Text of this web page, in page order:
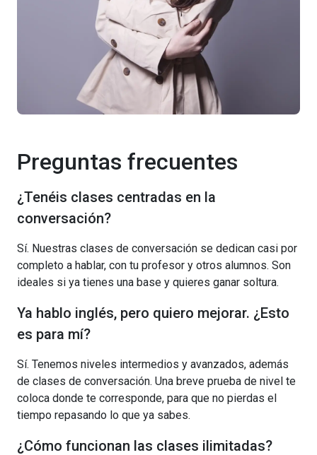
Preguntas frecuentes
¿Tenéis clases centradas en la
conversación?
Sí. Nuestras clases de conversación se dedican casi por
completo a hablar, con tu profesor y otros alumnos. Son
ideales si ya tienes una base y quieres ganar soltura.
Ya hablo inglés, pero quiero mejorar. ¿Esto
es para mí?
Sí. Tenemos niveles intermedios y avanzados, además
de clases de conversación. Una breve prueba de nivel te
coloca donde te corresponde, para que no pierdas el
tiempo repasando lo que ya sabes.
¿Cómo funcionan las clases ilimitadas?